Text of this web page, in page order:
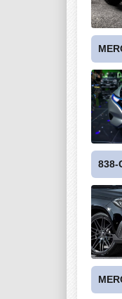
838-